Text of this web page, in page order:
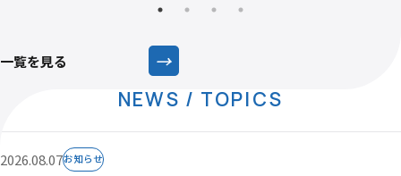
一覧を見る →
NEWS / TOPICS
2026.08.07お知らせ